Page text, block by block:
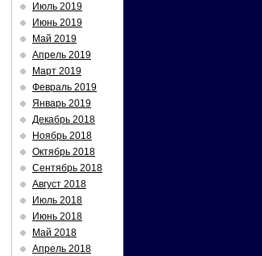
Июль 2019
Июнь 2019
Май 2019
Апрель 2019
Март 2019
Февраль 2019
Январь 2019
Декабрь 2018
Ноябрь 2018
Октябрь 2018
Сентябрь 2018
Август 2018
Июль 2018
Июнь 2018
Май 2018
Апрель 2018